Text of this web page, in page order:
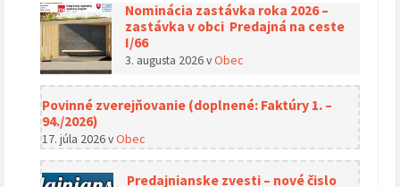
Nominácia zastávka roka 2026 –
zastávka v obci Predajná na ceste
I/66
3. augusta 2026vObec
Povinné zverejňovanie (doplnené: Faktúry 1. –
94./2026)
17. júla 2026vObec
Predajnianske zvesti – nové čislo